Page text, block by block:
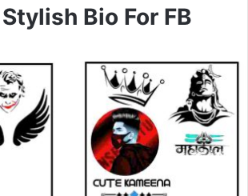
Bio For FB